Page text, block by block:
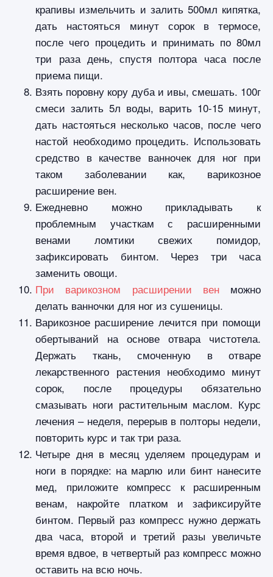
крапивы измельчить и залить 500мл кипятка,
дать настояться минут сорок в термосе,
после чего процедить и принимать по 80мл
три раза день, спустя полтора часа после
приема пищи.
Взять поровну кору дуба и ивы, смешать. 100г
смеси залить 5л воды, варить 10-15 минут,
дать настояться несколько часов, после чего
настой необходимо процедить. Использовать
средство в качестве ванночек для ног при
таком заболевании как, варикозное
расширение вен.
Ежедневно можно прикладывать к
проблемным участкам с расширенными
венами ломтики свежих помидор,
зафиксировать бинтом. Через три часа
заменить овощи.
При варикозном расширении венможно
делать ванночки для ног из сушеницы.
Варикозное расширение лечится при помощи
обертываний на основе отвара чистотела.
Держать ткань, смоченную в отваре
лекарственного растения необходимо минут
сорок, после процедуры обязательно
смазывать ноги растительным маслом. Курс
лечения – неделя, перерыв в полторы недели,
повторить курс и так три раза.
Четыре дня в месяц уделяем процедурам и
ноги в порядке: на марлю или бинт нанесите
мед, приложите компресс к расширенным
венам, накройте платком и зафиксируйте
бинтом. Первый раз компресс нужно держать
два часа, второй и третий разы увеличьте
время вдвое, в четвертый раз компресс можно
оставить на всю ночь.